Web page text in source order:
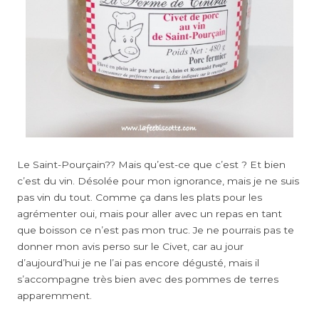
Le Saint-Pourçain?? Mais qu’est-ce que c’est ? Et bien
c’est du vin. Désolée pour mon ignorance, mais je ne suis
pas vin du tout. Comme ça dans les plats pour les
agrémenter oui, mais pour aller avec un repas en tant
que boisson ce n’est pas mon truc. Je ne pourrais pas te
donner mon avis perso sur le Civet, car au jour
d’aujourd’hui je ne l’ai pas encore dégusté, mais il
s’accompagne très bien avec des pommes de terres
apparemment.